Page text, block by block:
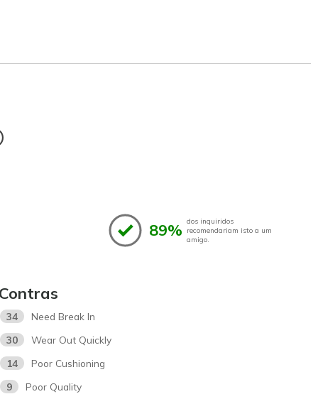
89% dos inquiridos
recomendariam isto a um
amigo.
34
Need Break In
30
Wear Out Quickly
14
Poor Cushioning
9
Poor Quality